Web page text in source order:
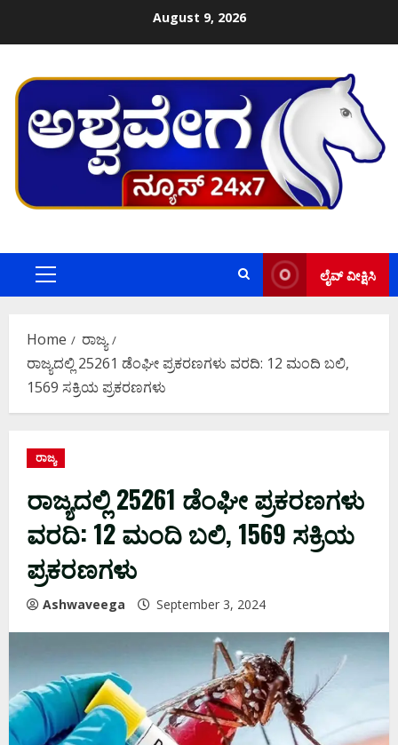
August 9, 2026
Primary
ಲೈವ್ ವೀಕ್ಷಿಸಿ
Home
ರಾಜ್ಯ
ರಾಜ್ಯದಲ್ಲಿ 25261 ಡೆಂಘೀ ಪ್ರಕರಣಗಳು ವರದಿ: 12 ಮಂದಿ ಬಲಿ,
1569 ಸಕ್ರಿಯ ಪ್ರಕರಣಗಳು
ರಾಜ್ಯ
ರಾಜ್ಯದಲ್ಲಿ 25261 ಡೆಂಘೀ ಪ್ರಕರಣಗಳು
ವರದಿ: 12 ಮಂದಿ ಬಲಿ, 1569 ಸಕ್ರಿಯ
ಪ್ರಕರಣಗಳು
Ashwaveega September 3, 2024